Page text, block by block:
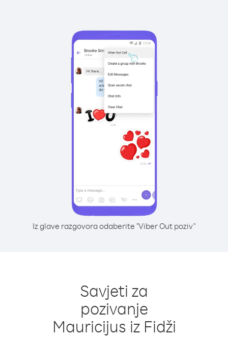
Iz glave razgovora odaberite "Viber Out poziv"
Savjeti za
pozivanje
Mauricijus iz Fidži